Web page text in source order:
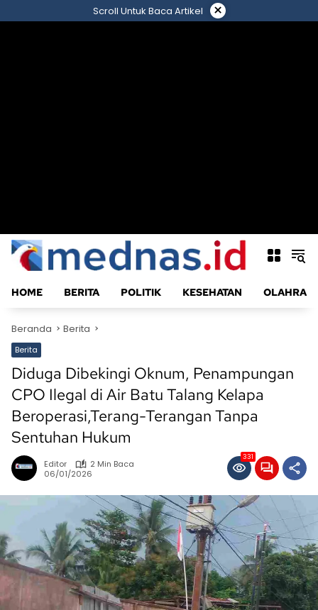
ke
Scroll Untuk Baca Artikel ×
HOME BERITA POLITIK KESEHATAN
Beranda Berita
Berita
Diduga Dibekingi Oknum, Penampungan
CPO Ilegal di Air Batu Talang Kelapa
Beroperasi,Terang-Terangan Tanpa
Sentuhan Hukum
Editor
2 Min Baca
06/01/2026
331